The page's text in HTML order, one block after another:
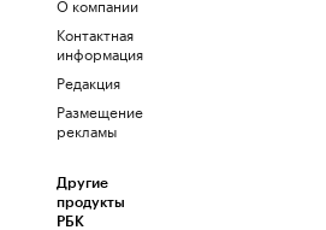
Контактная
информация
Редакция
Размещение
рекламы
Другие
продукты
РБК